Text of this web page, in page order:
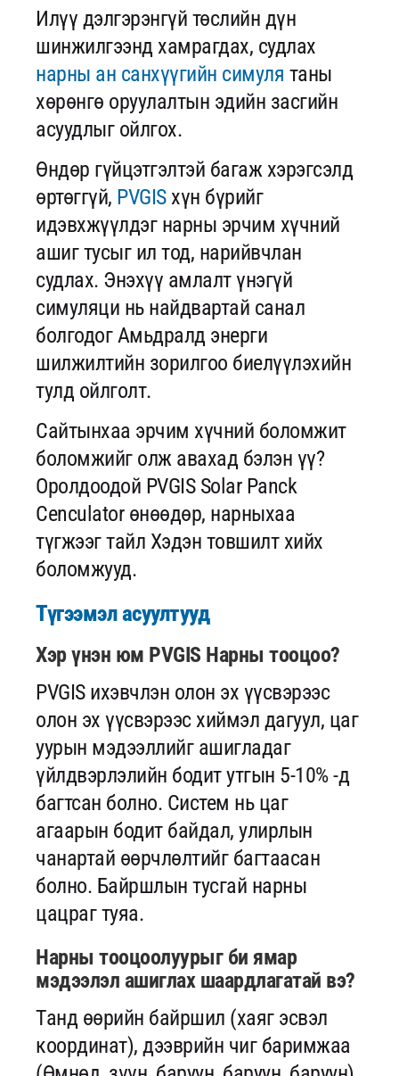
Илүү дэлгэрэнгүй төслийн дүн
шинжилгээнд хамрагдах, судлах
нарны ан санхүүгийн симуля таны
хөрөнгө оруулалтын эдийн засгийн
асуудлыг ойлгох.
Өндөр гүйцэтгэлтэй багаж хэрэгсэлд
өртөггүй, PVGISхүн бүрийг
идэвхжүүлдэг нарны эрчим хүчний
ашиг тусыг ил тод, нарийвчлан
судлах. Энэхүү амлалт үнэгүй
симуляци нь найдвартай санал
болгодог Амьдралд энерги
шилжилтийн зорилгоо биелүүлэхийн
тулд ойлголт.
Сайтынхаа эрчим хүчний боломжит
боломжийг олж авахад бэлэн үү?
Оролдоодой PVGIS Solar Panck
Cenculator өнөөдөр, нарныхаа
түгжээг тайл Хэдэн товшилт хийх
боломжууд.
Түгээмэл асуултууд
Хэр үнэн юм PVGIS Нарны тооцоо?
PVGIS ихэвчлэн олон эх үүсвэрээс
олон эх үүсвэрээс хиймэл дагуул, цаг
уурын мэдээллийг ашигладаг
үйлдвэрлэлийн бодит утгын 5-10% -д
багтсан болно. Систем нь цаг
агаарын бодит байдал, улирлын
чанартай өөрчлөлтийг багтаасан
болно. Байршлын тусгай нарны
цацраг туяа.
Нарны тооцоолуурыг би ямар
мэдээлэл ашиглах шаардлагатай вэ?
Танд өөрийн байршил (хаяг эсвэл
координат), дээврийн чиг баримжаа